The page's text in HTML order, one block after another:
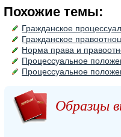
Похожие темы:
Гражданское
Гражданское
Норма права и
Процессуальное
Процессуальное
Образцы